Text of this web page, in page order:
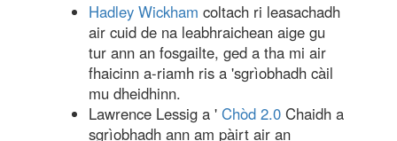
Hadley Wickham coltach ri leasachadh
air cuid de na leabhraichean aige gu
tur ann an fosgailte, ged a tha mi air
fhaicinn a-riamh ris a 'sgrìobhadh càil
mu dheidhinn.
Lawrence Lessig a ' Chòd 2.0 Chaidh a
sgrìobhadh ann am pàirt air an